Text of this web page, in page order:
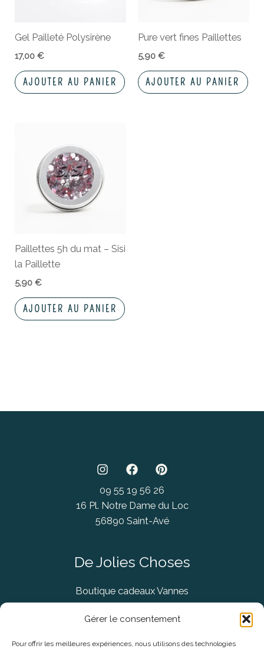
Gérer le consentement
Pour offrir les meilleures expériences, nous utilisons des technologies
Gel Pailleté Polysirène
17,00€
AJOUTER AU PANIER
Pure vert fines Paillettes
5,90 €
AJOUTER AU PANIER
Paillettes 5h du mat – Sisi
la Paillette
5,90€
AJOUTER AU PANIER
09 55 19 56 26
16 Pl. Notre Dame du Loc
56890 Saint-Avé
De Jolies Choses
Boutique cadeaux Vannes
Concept Store Vannes